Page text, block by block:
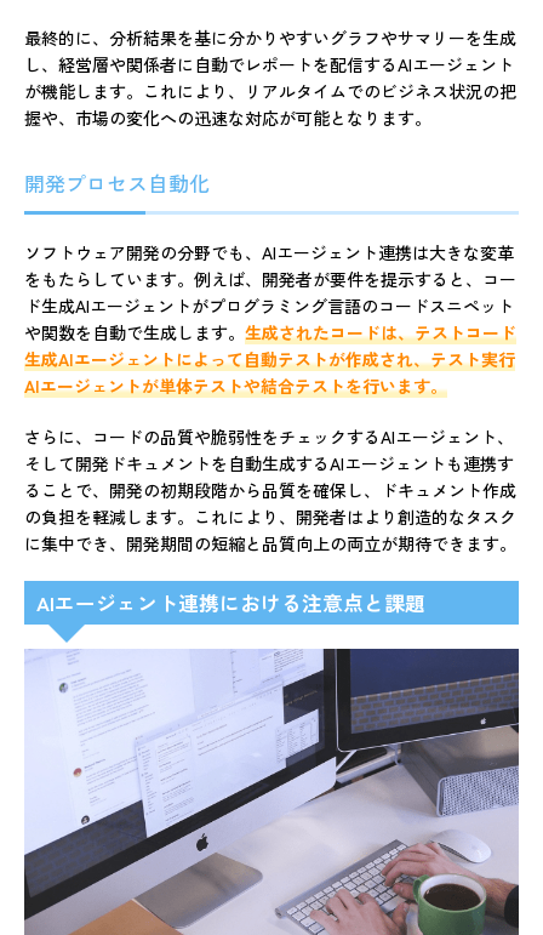
最終的に、分析結果を基に分かりやすいグラフやサマリーを生成
し、経営層や関係者に自動でレポートを配信するAIエージェント
が機能します。これにより、リアルタイムでのビジネス状況の把
握や、市場の変化への迅速な対応が可能となります。
開発プロセス自動化
ソフトウェア開発の分野でも、AIエージェント連携は大きな変革
をもたらしています。例えば、開発者が要件を提示すると、コー
ド生成AIエージェントがプログラミング言語のコードスニペット
や関数を自動で生成します。 生成されたコードは、テストコード
生成AIエージェントによって自動テストが作成され、テスト実行
AIエージェントが単体テストや結合テストを行います。
さらに、コードの品質や脆弱性をチェックするAIエージェント、
そして開発ドキュメントを自動生成するAIエージェントも連携す
ることで、開発の初期段階から品質を確保し、ドキュメント作成
の負担を軽減します。これにより、開発者はより創造的なタスク
に集中でき、開発期間の短縮と品質向上の両立が期待できます。
AIエージェント連携における注意点と課題